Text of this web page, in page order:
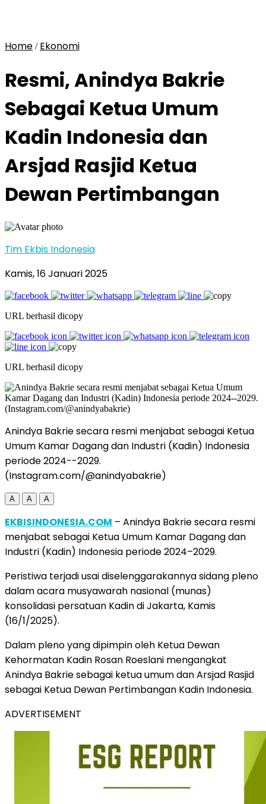
Home / Ekonomi
Resmi, Anindya Bakrie
Sebagai Ketua Umum
Kadin Indonesia dan
Arsjad Rasjid Ketua
Dewan Pertimbangan
Tim Ekbis Indonesia
Kamis, 16 Januari 2025
URL berhasil dicopy
URL berhasil dicopy
Anindya Bakrie secara resmi menjabat sebagai Ketua
Umum Kamar Dagang dan Industri (Kadin) Indonesia
periode 2024--2029.
(Instagram.com/@anindyabakrie)
A A A
EKBISINDONESIA.COM – Anindya Bakrie secara resmi
menjabat sebagai Ketua Umum Kamar Dagang dan
Industri (Kadin) Indonesia periode 2024–2029.
Peristiwa terjadi usai diselenggarakannya sidang pleno
dalam acara musyawarah nasional (munas)
konsolidasi persatuan Kadin di Jakarta, Kamis
(16/1/2025).
Dalam pleno yang dipimpin oleh Ketua Dewan
Kehormatan Kadin Rosan Roeslani mengangkat
Anindya Bakrie sebagai ketua umum dan Arsjad Rasjid
sebagai Ketua Dewan Pertimbangan Kadin Indonesia.
ADVERTISEMENT